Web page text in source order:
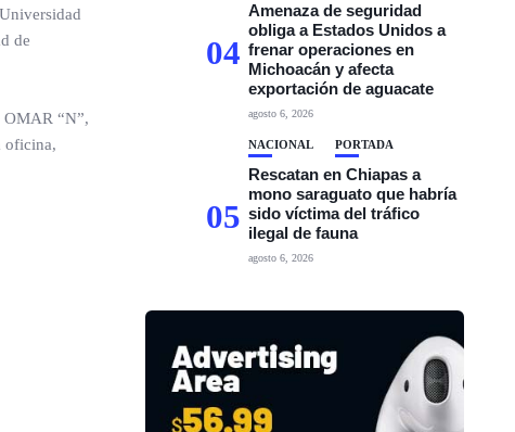
de
OMAR “N”,
oficina,
04
Amenaza de seguridad
obliga a Estados Unidos a
frenar operaciones en
Michoacán y afecta
exportación de aguacate
agosto 6, 2026
05
NACIONAL PORTADA
Rescatan en Chiapas a
mono saraguato que habría
sido víctima del tráfico
ilegal de fauna
agosto 6, 2026